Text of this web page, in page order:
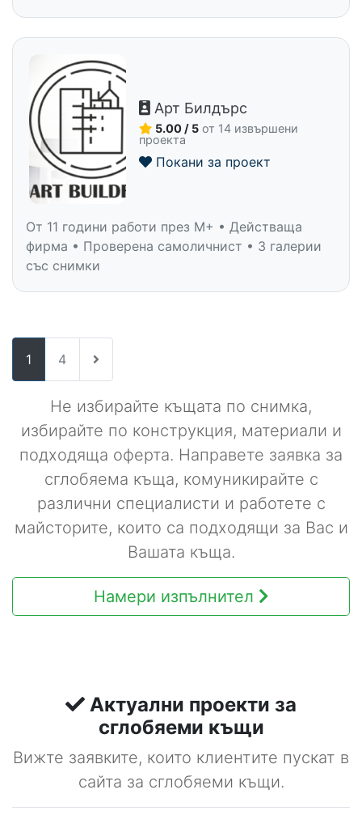
Арт Билдърс
5.00 / 5 от 14 извършени
проекта
Покани за проект
От 11 години работи през M+ • Действаща
фирма • Проверена самоличнист • 3 галерии
със снимки
1 4
Не избирайте къщата по снимка,
избирайте по конструкция, материали и
подходяща оферта. Направете заявка за
сглобяема къща, комуникирайте с
различни специалисти и работете с
майсторите, които са подходящи за Вас и
Вашата къща.
Намери изпълнител
Актуални проекти за
сглобяеми къщи
Вижте заявките, които клиентите пускат в
сайта за сглобяеми къщи.